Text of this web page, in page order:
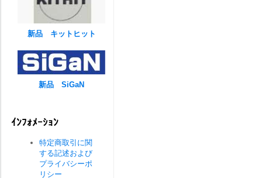
新品 キットヒット
新品 SiGaN
ｲﾝﾌｫﾒｰｼｮﾝ
特定商取引に関
する記述および
プライバシーポ
リシー